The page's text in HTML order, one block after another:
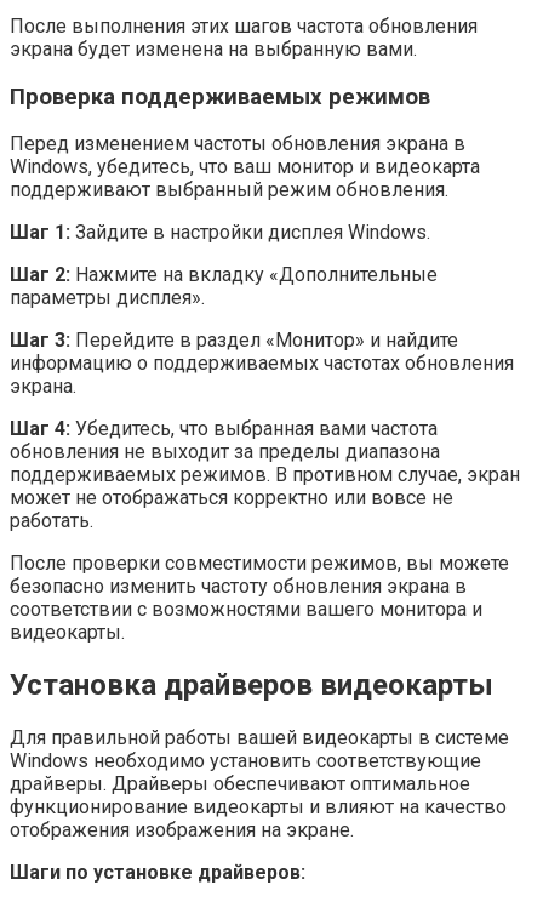
После выполнения этих шагов частота обновления
экрана будет изменена на выбранную вами.
Проверка поддерживаемых режимов
Перед изменением частоты обновления экрана в
Windows, убедитесь, что ваш монитор и видеокарта
поддерживают выбранный режим обновления.
Шаг 1: Зайдите в настройки дисплея Windows.
Шаг 2: Нажмите на вкладку «Дополнительные
параметры дисплея».
Шаг 3: Перейдите в раздел «Монитор» и найдите
информацию о поддерживаемых частотах обновления
экрана.
Шаг 4: Убедитесь, что выбранная вами частота
обновления не выходит за пределы диапазона
поддерживаемых режимов. В противном случае, экран
может не отображаться корректно или вовсе не
работать.
После проверки совместимости режимов, вы можете
безопасно изменить частоту обновления экрана в
соответствии с возможностями вашего монитора и
видеокарты.
Установка драйверов видеокарты
Для правильной работы вашей видеокарты в системе
Windows необходимо установить соответствующие
драйверы. Драйверы обеспечивают оптимальное
функционирование видеокарты и влияют на качество
отображения изображения на экране.
Шаги по установке драйверов: